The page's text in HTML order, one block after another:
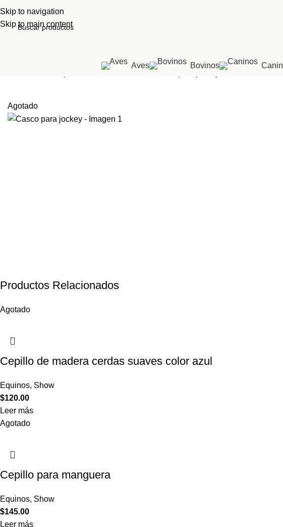
Skip to navigation
Skip to main content
Aves Bovinos
Agotado
Productos Relacionados
Agotado
Cepillo de madera cerdas suaves color azul
Equinos, Show
$120.00
Leer más
Agotado
Cepillo para manguera
Equinos, Show
$145.00
Leer más